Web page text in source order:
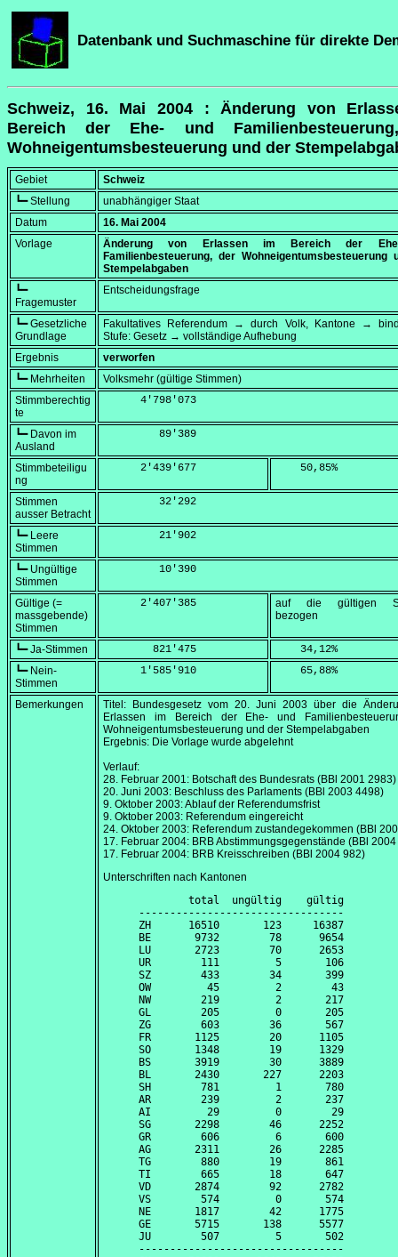
Datenbank und Suchmaschine für direkte
Schweiz, 16. Mai 2004 : Änderung von
Bereich der Ehe- und
Wohneigentumsbesteuerung und der
Gebiet
Schweiz
┗━ Stellung
unabhängiger Staat
Datum
16. Mai 2004
Vorlage
Änderung von Erlassen im Bereich der
Familienbesteuerung, der Wohneigentumsbesteuerung
Stempelabgaben
┗━
Fragemuster
Entscheidungsfrage
┗━ Gesetzliche
Grundlage
Fakultatives Referendum → durch Volk, Kantone →
Stufe: Gesetz → vollständige Aufhebung
Ergebnis
verworfen
┗━ Mehrheiten
Volksmehr (gültige Stimmen)
Stimmberechtig
te
      4'798'073
┗━ Davon im
Ausland
         89'389
Stimmbeteiligu
ng
      2'439'677
    50,85
%
Stimmen
ausser Betracht
         32'292
┗━ Leere
Stimmen
         21'902
┗━ Ungültige
Stimmen
         10'390
Gültige (=
massgebende)
Stimmen
      2'407'385
auf die gültigen
bezogen
┗━ Ja-Stimmen
        821'475
    34,12
%
┗━ Nein-
Stimmen
      1'585'910
    65,88
%
Bemerkungen Titel: Bundesgesetz vom 20. Juni 2003 über die
Erlassen im Bereich der Ehe- und
Wohneigentumsbesteuerung und der Stempelabgaben
Ergebnis: Die Vorlage wurde abgelehnt
Verlauf:
28. Februar 2001: Botschaft des Bundesrats (BBl 2001 2983)
20. Juni 2003: Beschluss des Parlaments (BBl 2003 4498)
9. Oktober 2003: Ablauf der Referendumsfrist
9. Oktober 2003: Referendum eingereicht
24. Oktober 2003: Referendum zustandegekommen (BBl
17. Februar 2004: BRB Abstimmungsgegenstände (BBl
17. Februar 2004: BRB Kreisschreiben (BBl 2004 982)
Unterschriften nach Kantonen
        total  ungültig    gültig
---------------------------------
ZH      16510       123     16387
BE       9732        78      9654
LU       2723        70      2653
UR        111         5       106
SZ        433        34       399
OW         45         2        43
NW        219         2       217
GL        205         0       205
ZG        603        36       567
FR       1125        20      1105
SO       1348        19      1329
BS       3919        30      3889
BL       2430       227      2203
SH        781         1       780
AR        239         2       237
AI         29         0        29
SG       2298        46      2252
GR        606         6       600
AG       2311        26      2285
TG        880        19       861
TI        665        18       647
VD       2874        92      2782
VS        574         0       574
NE       1817        42      1775
GE       5715       138      5577
JU        507         5       502
---------------------------------